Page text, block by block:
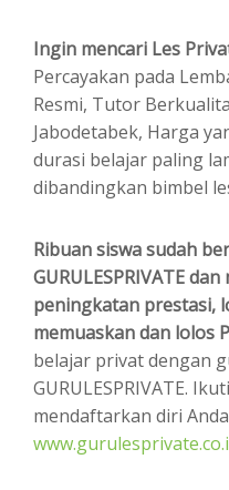
Ingin mencari Les
Percayakan pada
Resmi, Tutor
Jabodetabek, Harga
durasi belajar paling
dibandingkan bimbel
Ribuan siswa sudah
GURULESPRIVATE
peningkatan prestasi,
memuaskan dan lolos
belajar privat dengan
GURULESPRIVATE.
mendaftarkan diri